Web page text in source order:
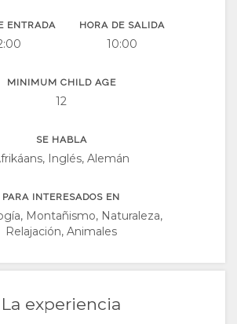
ENTRADA HORA DE SALIDA
10:00
MINIMUM CHILD AGE
12
SE HABLA
Inglés, Alemán
PARA INTERESADOS EN
Montañismo, Naturaleza,
Relajación, Animales
La experiencia